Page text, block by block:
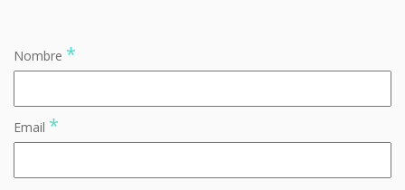
Nombre *
Email *